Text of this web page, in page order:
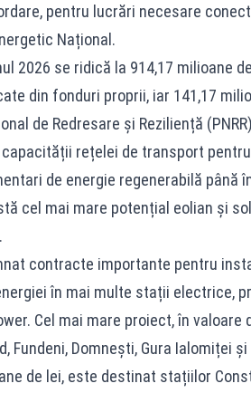
pentru lucrări necesare
Național.
2026 se ridică la 914,17 milioane
din fonduri proprii, iar 141,17
de Redresare și Reziliență
rețelei de transport
de energie regenerabilă până
cel mai mare potențial eolian și
contracte importante pentru
în mai multe stații electrice,
Cel mai mare proiect, în valoare
Fundeni, Domnești, Gura Ialomiței și
de lei, este destinat stațiilor